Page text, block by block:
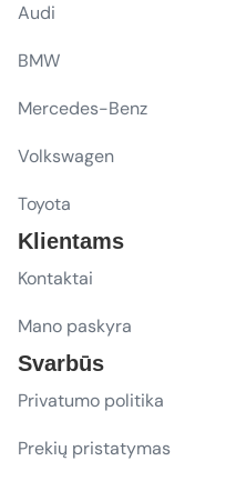
Audi
BMW
Mercedes-Benz
Volkswagen
Toyota
Klientams
Kontaktai
Mano paskyra
Svarbūs
Privatumo politika
Prekių pristatymas